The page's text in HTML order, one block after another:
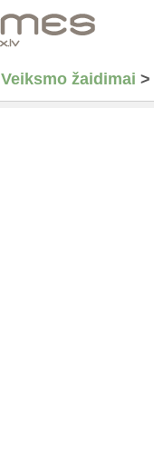
Veiksmo žaidimai >